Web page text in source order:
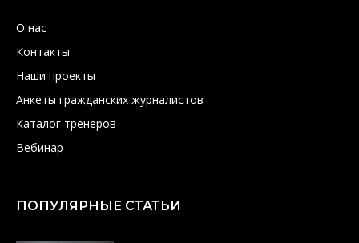
О нас
Контакты
Наши проекты
Анкеты гражданских журналистов
Каталог тренеров
Вебинар
ПОПУЛЯРНЫЕ СТАТЬИ